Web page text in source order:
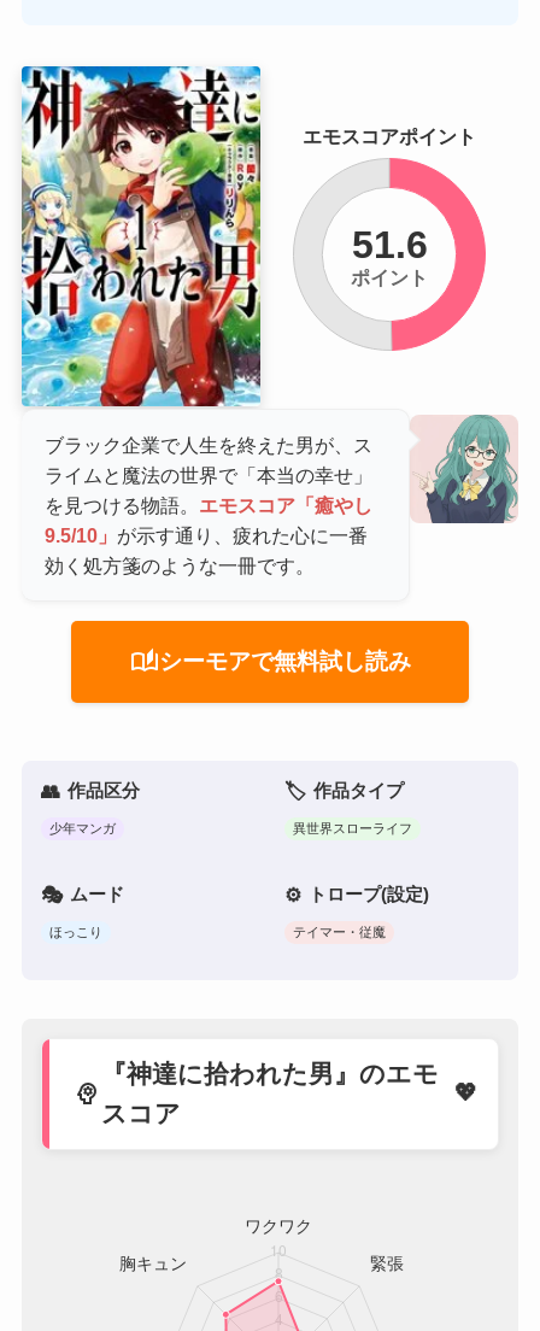
ブラック企業で人生を終えた男が、ス
ライムと魔法の世界で「本当の幸せ」
を見つける物語。 エモスコア「癒やし
9.5/10」 が示す通り、疲れた心に一番
効く処方箋のような一冊です。
auto_storiesシーモアで無料試し読み
エモスコアポイント
51.6
ポイント
作品区分
少年マンガ
作品タイプ
異世界スローライフ
ムード
ほっこり
トロープ(設定)
テイマー・従魔
psychology
『神達に拾われた男』のエモ
スコア